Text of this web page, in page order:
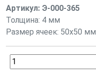
Артикул: Э-000-365
Толщина: 4 мм
Размер ячеек: 50х50 мм